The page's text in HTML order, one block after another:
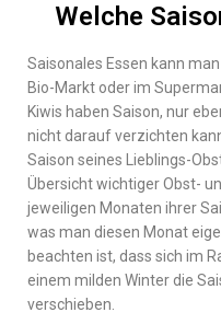
Welche
Saisonales Essen kann
Bio-Markt oder im
Kiwis haben Saison, nur
nicht darauf verzichten
Saison seines Lieblings-
Übersicht wichtiger Obst-
jeweiligen Monaten ihrer
was man diesen Monat
beachten ist, dass sich im
einem milden Winter die
verschieben.